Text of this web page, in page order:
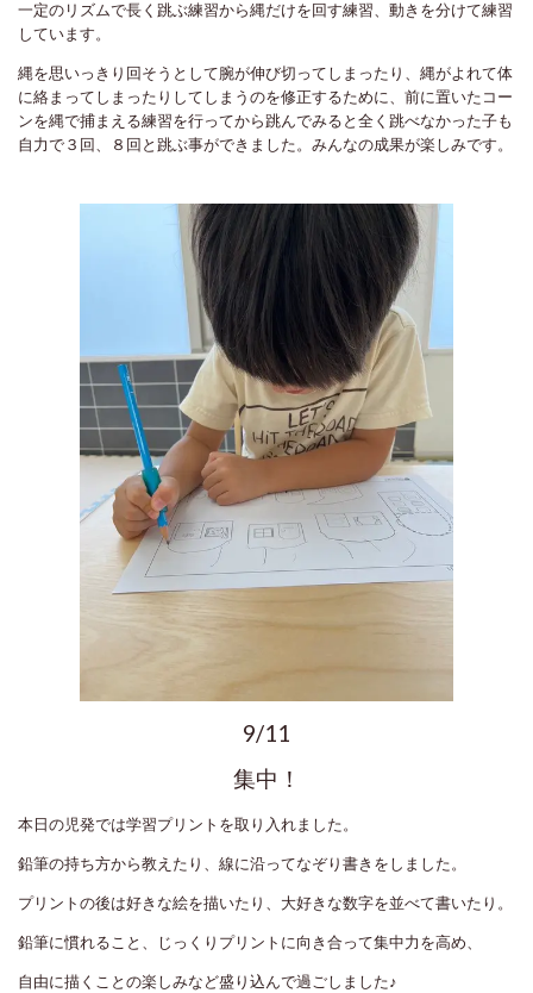
一定のリズムで長く跳ぶ練習から縄だけを回す練習、動きを分けて練習
しています。
縄を思いっきり回そうとして腕が伸び切ってしまったり、縄がよれて体
に絡まってしまったりしてしまうのを修正するために、前に置いたコー
ンを縄で捕まえる練習を行ってから跳んでみると全く跳べなかった子も
自力で３回、８回と跳ぶ事ができました。みんなの成果が楽しみです。
9/11
集中！
本日の児発では学習プリントを取り入れました。
鉛筆の持ち方から教えたり、線に沿ってなぞり書きをしました。
プリントの後は好きな絵を描いたり、大好きな数字を並べて書いたり。
鉛筆に慣れること、じっくりプリントに向き合って集中力を高め、
自由に描くことの楽しみなど盛り込んで過ごしました♪